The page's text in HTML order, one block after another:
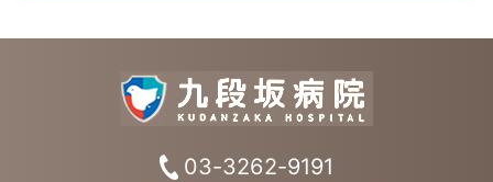
03-3262-9191